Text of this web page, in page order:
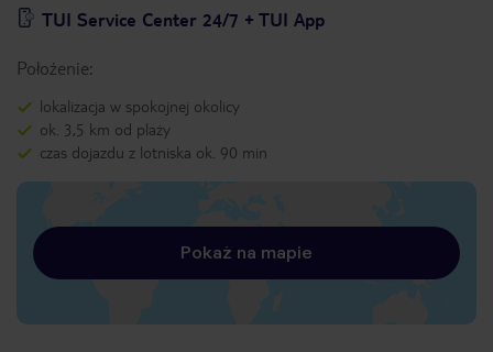
TUI Service Center 24/7 + TUI App
Położenie:
lokalizacja w spokojnej okolicy
ok. 3,5 km od plaży
czas dojazdu z lotniska ok. 90 min
Pokaż na mapie